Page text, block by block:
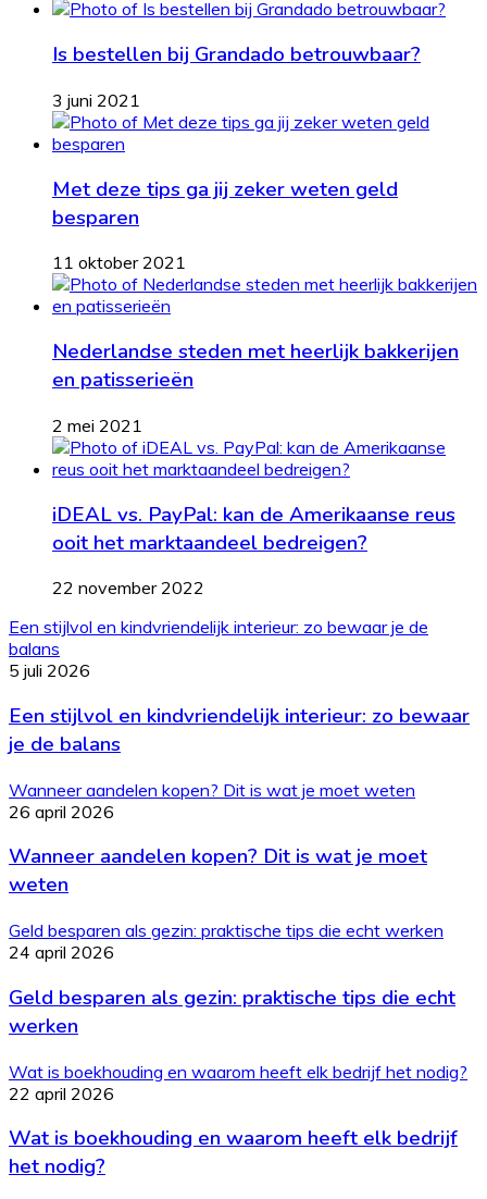
Is bestellen bij Grandado betrouwbaar?
3 juni 2021
Met deze tips ga jij zeker weten geld
besparen
11 oktober 2021
Nederlandse steden met heerlijk bakkerijen
en patisserieën
2 mei 2021
iDEAL vs. PayPal: kan de Amerikaanse reus
ooit het marktaandeel bedreigen?
22 november 2022
Een stijlvol en kindvriendelijk interieur: zo bewaar je de
balans
5 juli 2026
Een stijlvol en kindvriendelijk interieur: zo bewaar
je de balans
Wanneer aandelen kopen? Dit is wat je moet weten
26 april 2026
Wanneer aandelen kopen? Dit is wat je moet
weten
Geld besparen als gezin: praktische tips die echt werken
24 april 2026
Geld besparen als gezin: praktische tips die echt
werken
Wat is boekhouding en waarom heeft elk bedrijf het nodig?
22 april 2026
Wat is boekhouding en waarom heeft elk bedrijf
het nodig?